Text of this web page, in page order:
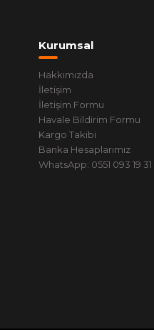
Kurumsal
Hakkımızda
İletişim
İletişim Formu
Havale Bildirim Formu
Kargo Takibi
Banka Hesaplarımız
WhatsApp: 0551 093 19 31